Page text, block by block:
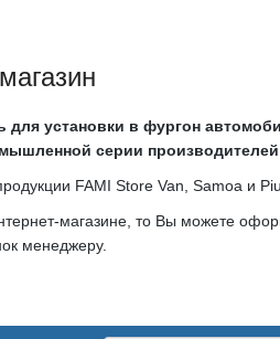
для установки в фургон
серии
FAMI Store Van, Samoa и
магазине, то Вы можете
менеджеру.